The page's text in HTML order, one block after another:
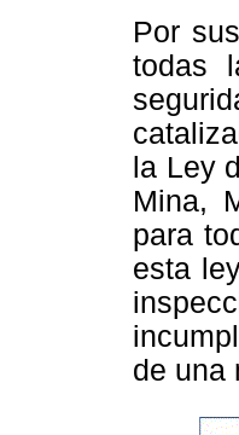
Por
todas
la Ley
Mina,
para
esta
de una